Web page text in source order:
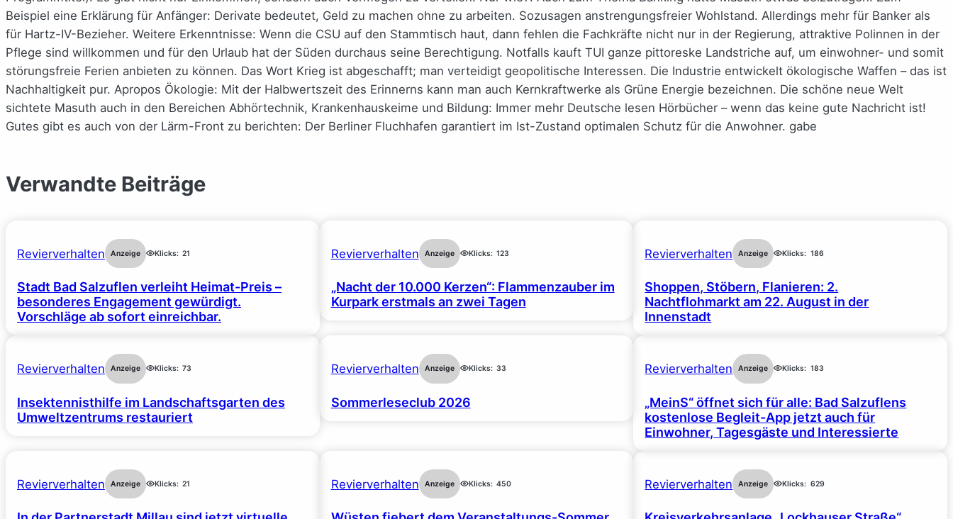
Beispiel eine Erklärung für Anfänger: Derivate bedeutet, Geld zu machen ohne zu arbeiten. Sozusagen anstrengungsfreier Wohlstand. Allerdings mehr für Banker als
für Hartz-IV-Bezieher. Weitere Erkenntnisse: Wenn die CSU auf den Stammtisch haut, dann fehlen die Fachkräfte nicht nur in der Regierung, attraktive Polinnen in der
Pflege sind willkommen und für den Urlaub hat der Süden durchaus seine Berechtigung. Notfalls kauft TUI ganze pittoreske Landstriche auf, um einwohner- und somit
störungsfreie Ferien anbieten zu können. Das Wort Krieg ist abgeschafft; man verteidigt geopolitische Interessen. Die Industrie entwickelt ökologische Waffen – das ist
Nachhaltigkeit pur. Apropos Ökologie: Mit der Halbwertszeit des Erinnerns kann man auch Kernkraftwerke als Grüne Energie bezeichnen. Die schöne neue Welt
sichtete Masuth auch in den Bereichen Abhörtechnik, Krankenhauskeime und Bildung: Immer mehr Deutsche lesen Hörbücher – wenn das keine gute Nachricht ist!
Gutes gibt es auch von der Lärm-Front zu berichten: Der Berliner Fluchhafen garantiert im Ist-Zustand optimalen Schutz für die Anwohner. gabe
Verwandte Beiträge
Revierverhalten Anzeige Klicks: 21
Stadt Bad Salzuflen verleiht Heimat-Preis –
besonderes Engagement gewürdigt.
Vorschläge ab sofort einreichbar.
Revierverhalten Anzeige Klicks: 123
„Nacht der 10.000 Kerzen“: Flammenzauber im
Kurpark erstmals an zwei Tagen
Revierverhalten Anzeige Klicks: 186
Shoppen, Stöbern, Flanieren: 2.
Nachtflohmarkt am 22. August in der
Innenstadt
Revierverhalten Anzeige Klicks: 73
Insektennisthilfe im Landschaftsgarten des
Umweltzentrums restauriert
Revierverhalten Anzeige Klicks: 33
Sommerleseclub 2026
Revierverhalten Anzeige Klicks: 183
„MeinS“ öffnet sich für alle: Bad Salzuflens
kostenlose Begleit-App jetzt auch für
Einwohner, Tagesgäste und Interessierte
Revierverhalten Anzeige Klicks: 21 Revierverhalten Anzeige Klicks: 450 Revierverhalten Anzeige Klicks: 629